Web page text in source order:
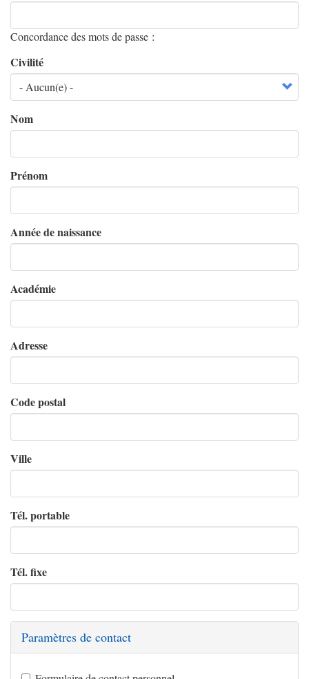
Concordance des mots de passe :
Civilité
Nom
Prénom
Année de naissance
Académie
Adresse
Code postal
Ville
Tél. portable
Tél. fixe
Paramètres de contact